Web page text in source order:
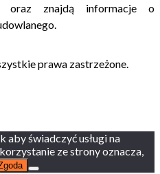
oraz znajdą informacje o
prawa zastrzeżone.
aby świadczyć usługi na
ze strony oznacza,